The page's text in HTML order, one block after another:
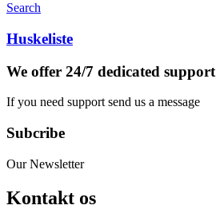
Search
Huskeliste
We offer 24/7 dedicated support
If you need support send us a message
Subcribe
Our Newsletter
Kontakt os